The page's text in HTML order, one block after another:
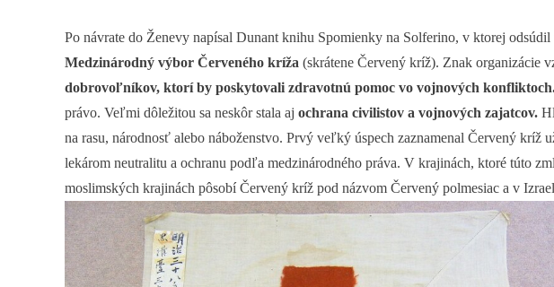
Po návrate do Ženevy napísal Dunant knihu Spomienky na Solferino, v ktorej
Medzinárodný výbor Červeného kríža (skrátene Červený kríž). Znak organizácie
dobrovoľníkov, ktorí by poskytovali zdravotnú pomoc vo vojnových
právo. Veľmi dôležitou sa neskôr stala aj ochrana civilistov a vojnových zajatcov.
na rasu, národnosť alebo náboženstvo. Prvý veľký úspech zaznamenal Červený kríž
lekárom neutralitu a ochranu podľa medzinárodného práva. V krajinách, ktoré túto
moslimských krajinách pôsobí Červený kríž pod názvom Červený polmesiac a v